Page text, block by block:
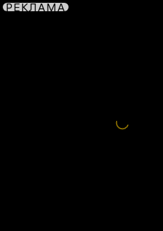
РЕКЛАМА